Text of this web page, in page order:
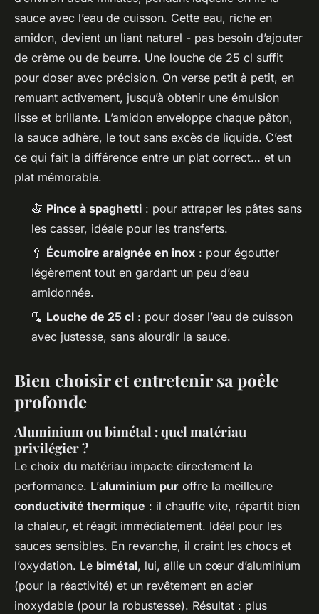
sauce avec l’eau de cuisson. Cette eau, riche en
amidon, devient un liant naturel - pas besoin d’ajouter
de crème ou de beurre. Une louche de 25 cl suffit
pour doser avec précision. On verse petit à petit, en
remuant activement, jusqu’à obtenir une émulsion
lisse et brillante. L’amidon enveloppe chaque pâton,
la sauce adhère, le tout sans excès de liquide. C’est
ce qui fait la différence entre un plat correct… et un
plat mémorable.
🍝 Pince à spaghetti : pour attraper les pâtes sans
les casser, idéale pour les transferts.
🥄 Écumoire araignée en inox : pour égoutter
légèrement tout en gardant un peu d’eau
amidonnée.
🫗 Louche de 25 cl : pour doser l’eau de cuisson
avec justesse, sans alourdir la sauce.
Bien choisir et entretenir sa poêle
profonde
Aluminium ou bimétal : quel matériau
privilégier ?
Le choix du matériau impacte directement la
performance. L’aluminium pur offre la meilleure
conductivité thermique : il chauffe vite, répartit bien
la chaleur, et réagit immédiatement. Idéal pour les
sauces sensibles. En revanche, il craint les chocs et
l’oxydation. Le bimétal, lui, allie un cœur d’aluminium
(pour la réactivité) et un revêtement en acier
inoxydable (pour la robustesse). Résultat : plus